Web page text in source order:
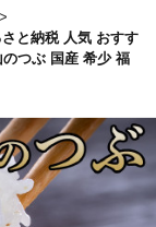
と納税 人気 おすす
つぶ 国産 希少 福